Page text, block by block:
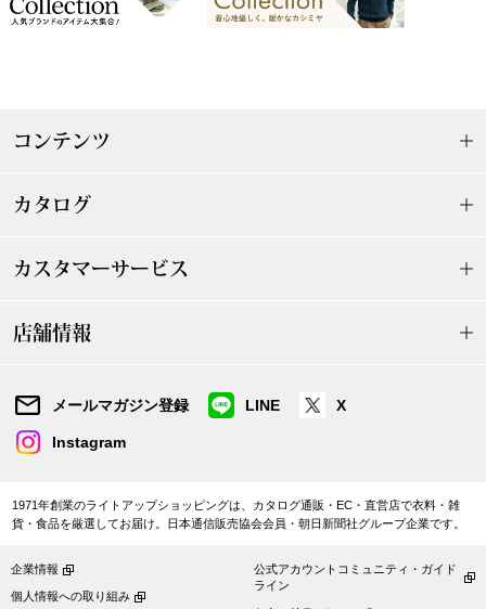
ーブルウェア
ズ
モデル
ハイネックコットンボーダーTシ
16,500円
おしゃべりな花たちの刺しゅうブ
コンテンツ
カタログ
カスタマーサービス
店舗情報
メールマガジン登録 LINE X
Instagram
1971年創業のライトアップショッピングは、カタログ通販・EC・直営店で衣料・雑
貨・食品を厳選してお届け。日本通信販売協会会員・朝日新聞社グループ企業です。
企業情報
個人情報への取り組み
公式アカウントコミュニティ・ガイド
ライン